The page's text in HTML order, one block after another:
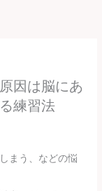
因は脳にあ
練習法
まう、などの悩